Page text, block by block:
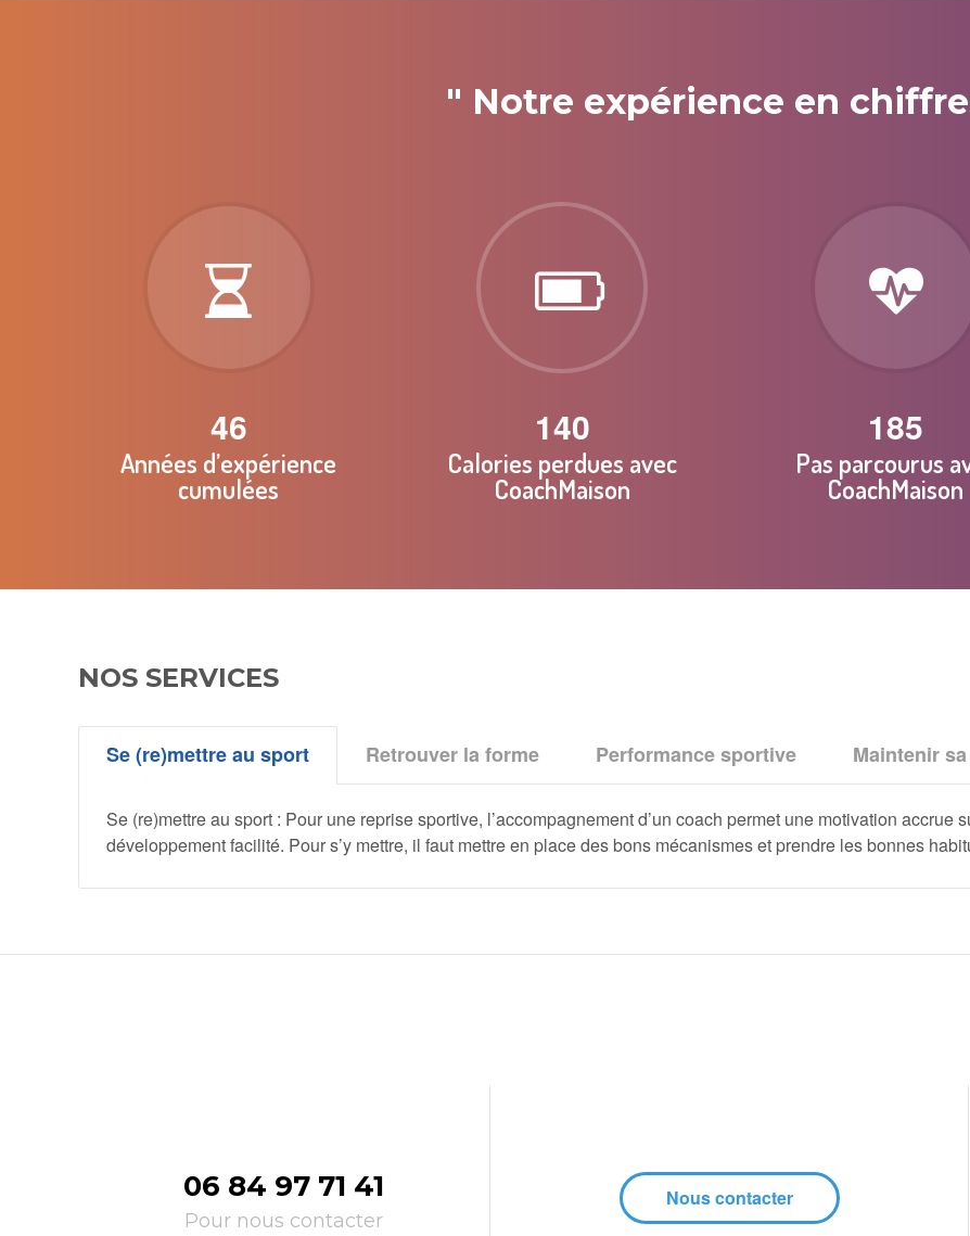
" Notre expérience en
52
Années d’expérience
cumulées
157
Calories perdues avec
CoachMaison
207
Pas parcourus
CoachMaison
NOS SERVICES
Se (re)mettre au sport Retrouver la forme Performance sportive Maintenir
Se (re)mettre au sport : Pour une reprise sportive, l’accompagnement d’un coach permet une motivation accrue
développement facilité. Pour s’y mettre, il faut mettre en place des bons mécanismes et prendre les bonnes
06 84 97 71 41
Pour nous contacter
Nous contacter